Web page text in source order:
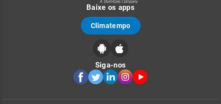
Baixe os apps
Climatempo
Siga-nos